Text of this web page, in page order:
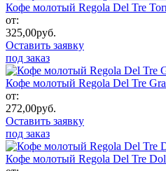
Кофе молотый Regola Del Tre
от:
325,00руб.
Оставить заявку
под заказ
Кофе молотый Regola Del Tre
от:
272,00руб.
Оставить заявку
под заказ
Кофе молотый Regola Del Tre